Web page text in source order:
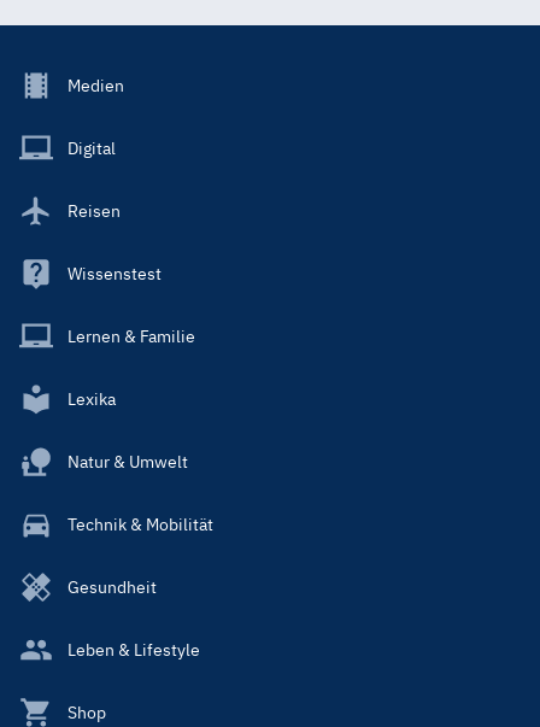
Footer
Main
Medien
Digital
Reisen
Wissenstest
Lernen & Familie
Lexika
Natur & Umwelt
Technik & Mobilität
Gesundheit
Leben & Lifestyle
Shop